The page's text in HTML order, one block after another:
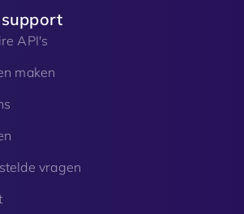
API's
maken
vragen